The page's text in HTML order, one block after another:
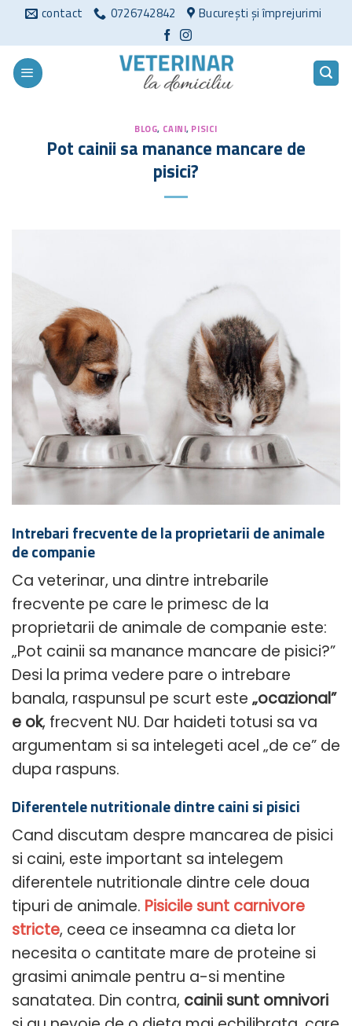
conținut
contact 0726742842 București și împrejurimi
BLOG, CAINI, PISICI
Pot cainii sa manance mancare de
pisici?
Intrebari frecvente de la proprietarii de animale
de companie
Ca veterinar, una dintre intrebarile
frecvente pe care le primesc de la
proprietarii de animale de companie este:
„Pot cainii sa manance mancare de pisici?”
Desi la prima vedere pare o intrebare
banala, raspunsul pe scurt este „ocazional”
e ok, frecvent NU. Dar haideti totusi sa va
argumentam si sa intelegeti acel „de ce” de
dupa raspuns.
Diferentele nutritionale dintre caini si pisici
Cand discutam despre mancarea de pisici
si caini, este important sa intelegem
diferentele nutritionale dintre cele doua
tipuri de animale. Pisicile sunt carnivore
stricte, ceea ce inseamna ca dieta lor
necesita o cantitate mare de proteine si
grasimi animale pentru a-si mentine
sanatatea. Din contra, cainii sunt omnivori